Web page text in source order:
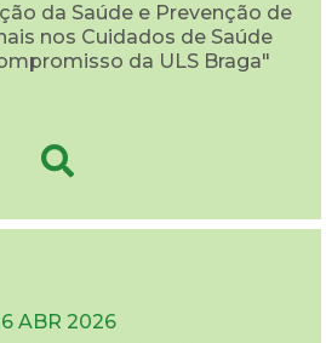
da Saúde e Prevenção de
nos Cuidados de Saúde
da ULS Braga"
ABR 2026